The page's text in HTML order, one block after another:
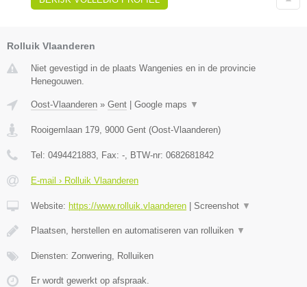
Rolluik Vlaanderen
Niet gevestigd in de plaats Wangenies en in de provincie
Henegouwen.
Oost-Vlaanderen » Gent Google maps ▼
Rooigemlaan 179, 9000 Gent (Oost-Vlaanderen)
Tel: 0494421883, Fax: -, BTW-nr: 0682681842
E-mail › Rolluik Vlaanderen
Website: https://www.rolluik.vlaanderen Screenshot ▼
Plaatsen, herstellen en automatiseren van rolluiken ▼
Diensten: Zonwering, Rolluiken
Er wordt gewerkt op afspraak.